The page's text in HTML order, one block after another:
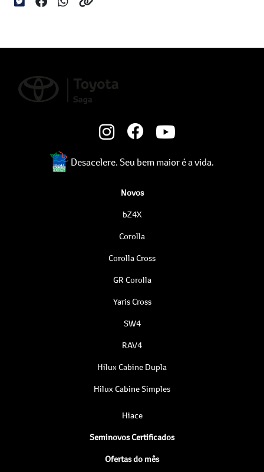
Desacelere. Seu bem maior é a vida.
Novos
bZ4X
Corolla
Corolla Cross
GR Corolla
Yaris Cross
SW4
RAV4
Hilux Cabine Dupla
Hilux Cabine Simples
Hiace
Seminovos Certificados
Ofertas do mês